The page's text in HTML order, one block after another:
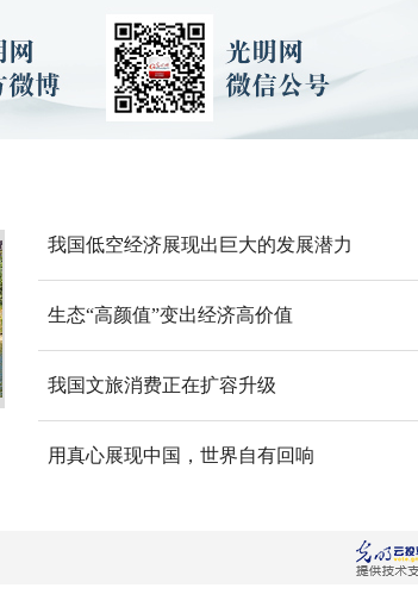
我国低空经济展现出巨大的发展潜力
生态“高颜值”变出经济高价值
我国文旅消费正在扩容升级
用真心展现中国，世界自有回响